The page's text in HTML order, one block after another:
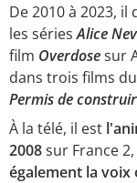
De 2010 à 2023,
les sériesAlice
film Overdosesur
dans trois films
Permis de
À la télé, il est
2008sur France
également la voix